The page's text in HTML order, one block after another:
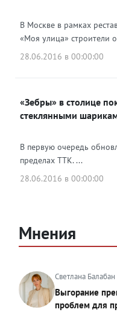
В Москве в рамках
«Моя улица» строители
28.06.2016 в 00:00:00
«Зебры» в столице
стеклянными
В первую очередь
пределах ТТК. ...
28.06.2016 в 00:00:00
Мнения
Светлана Балабан
Выгорание
проблем для